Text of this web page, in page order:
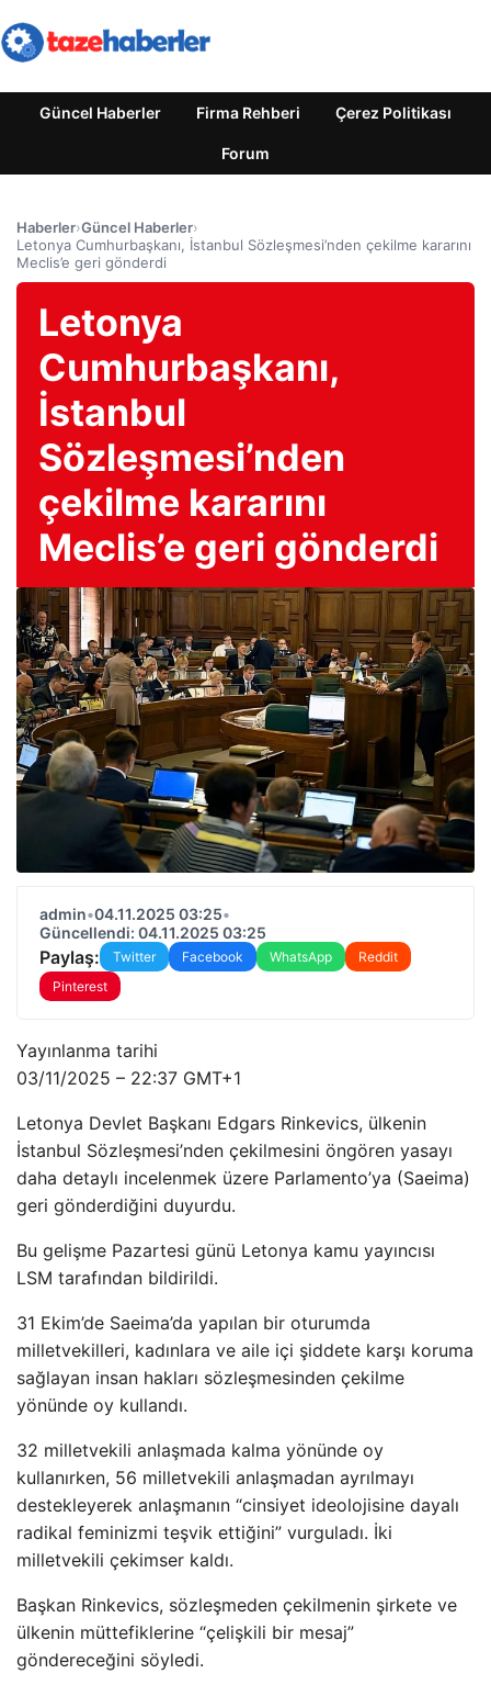
Güncel Haberler Firma Rehberi Çerez Politikası
Forum
Haberler›Güncel Haberler›
Letonya Cumhurbaşkanı, İstanbul Sözleşmesi’nden çekilme kararını
Meclis’e geri gönderdi
Letonya
Cumhurbaşkanı,
İstanbul
Sözleşmesi’nden
çekilme kararını
Meclis’e geri gönderdi
admin•04.11.2025 03:25•
Güncellendi: 04.11.2025 03:25
Paylaş: Twitter Facebook WhatsApp
Reddit
Pinterest
Yayınlanma tarihi
03/11/2025 – 22:37 GMT+1
Letonya Devlet Başkanı Edgars Rinkevics, ülkenin
İstanbul Sözleşmesi’nden çekilmesini öngören yasayı
daha detaylı incelenmek üzere Parlamento’ya (Saeima)
geri gönderdiğini duyurdu.
Bu gelişme Pazartesi günü Letonya kamu yayıncısı
LSM tarafından bildirildi.
31 Ekim’de Saeima’da yapılan bir oturumda
milletvekilleri, kadınlara ve aile içi şiddete karşı koruma
sağlayan insan hakları sözleşmesinden çekilme
yönünde oy kullandı.
32 milletvekili anlaşmada kalma yönünde oy
kullanırken, 56 milletvekili anlaşmadan ayrılmayı
destekleyerek anlaşmanın “cinsiyet ideolojisine dayalı
radikal feminizmi teşvik ettiğini” vurguladı. İki
milletvekili çekimser kaldı.
Başkan Rinkevics, sözleşmeden çekilmenin şirkete ve
ülkenin müttefiklerine “çelişkili bir mesaj”
göndereceğini söyledi.